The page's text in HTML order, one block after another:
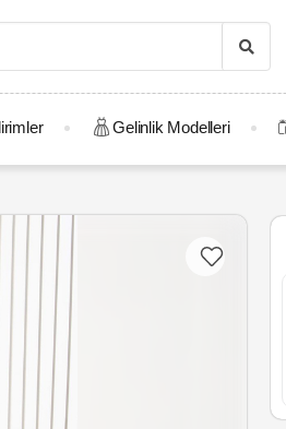
Gelinlik Modelleri